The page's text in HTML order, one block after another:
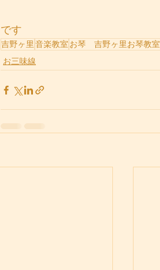
です
吉野ヶ里 音楽教室 お琴 吉野ヶ里お琴教室
お三味線